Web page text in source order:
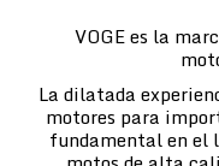
VOGE es la
La dilatada
motores para
fundamental en el